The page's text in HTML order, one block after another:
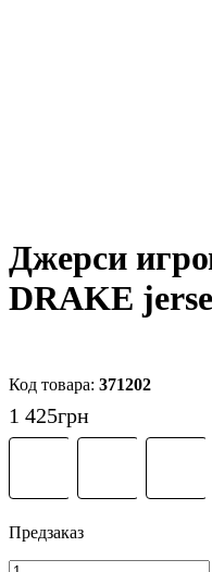
Джерси
DRAKE
371202
1 425грн